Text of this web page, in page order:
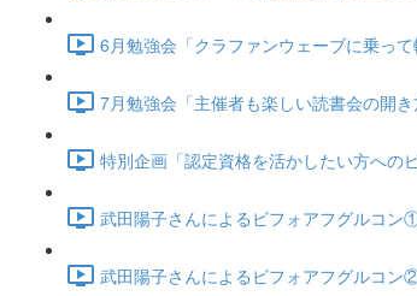
6月勉強会「クラファンウェーブに乗っ
7月勉強会「主催者も楽しい読書会の開
特別企画「認定資格を活かしたい方への
武田陽子さんによるビフォアフグルコ
武田陽子さんによるビフォアフグルコ